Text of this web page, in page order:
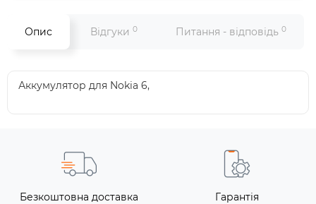
Опис Відгуки 0 Питання - відповідь 0
Аккумулятор для Nokia 6,
Безкоштовна доставка
Гарантія